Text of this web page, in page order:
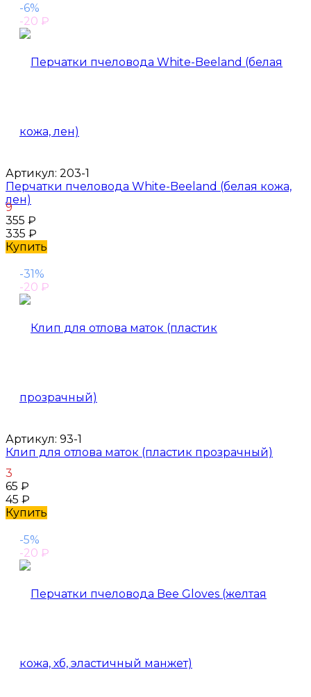
-6%
-20 ₽
Артикул: 203-1
Перчатки пчеловода White-Beeland (белая кожа,
лен)
9
355 ₽
335 ₽
Купить
-31%
-20 ₽
Артикул: 93-1
Клип для отлова маток (пластик прозрачный)
3
65 ₽
45 ₽
Купить
-5%
-20 ₽